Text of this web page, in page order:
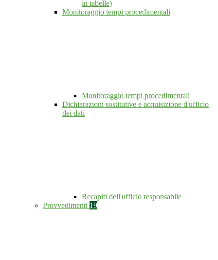
in tabelle)
Monitoraggio tempi procedimentali
Monitoraggio tempi procedimentali
Dichiarazioni sostitutive e acquisizione d'ufficio
dei dati
Recapiti dell'ufficio responsabile
Provvedimenti 19